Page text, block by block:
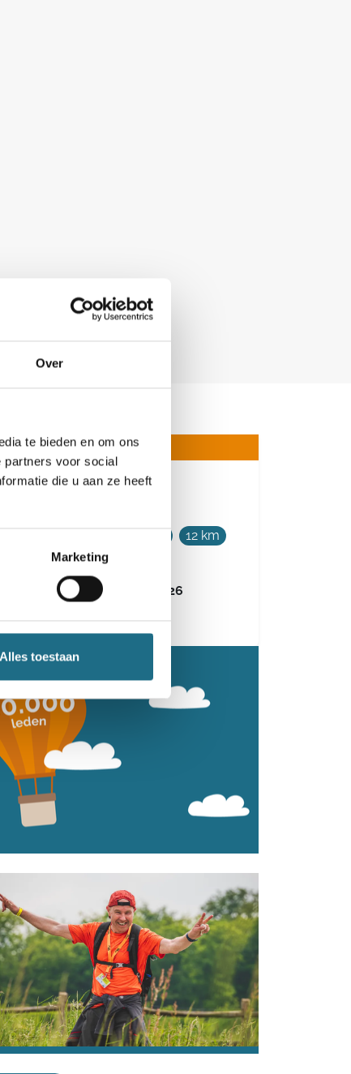
Over
te bieden en om ons
partners voor social
die u aan ze heeft
Marketing
Alles toestaan
12 km
30 km
Donderdag 3 december 2026
Lummen, Limburg